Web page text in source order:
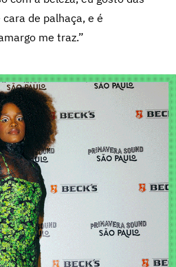
de palhaça, e é
me traz.”